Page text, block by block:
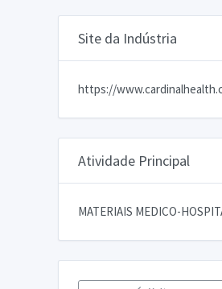
Site da Indústria
https://
Atividade Principal
MATERIAIS MEDICO-